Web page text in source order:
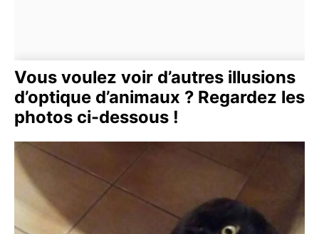
Vous voulez voir d’autres illusions
d’optique d’animaux ? Regardez les
photos ci-dessous !